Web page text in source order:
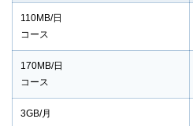
110MB/日
コース
170MB/日
コース
3GB/月